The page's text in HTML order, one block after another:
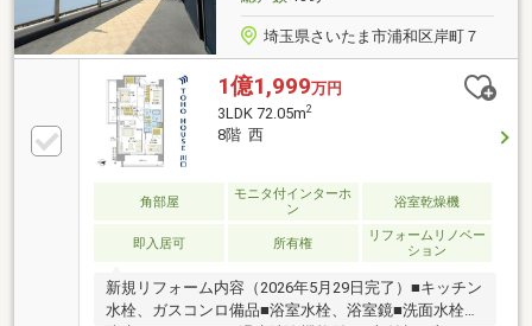
埼玉県さいたま市浦和区岸町７
1億1,999万円
3LDK 72.05m2
8階 西
角部屋
モニタ付インターホ
ン
浴室乾燥機
即入居可 所有権
リフォームリノベー
ション
新規リフォーム内容（2026年5月29日完了）■キッチン
水栓、ガスコンロ備品■浴室水栓、浴室鏡■洗面水栓、